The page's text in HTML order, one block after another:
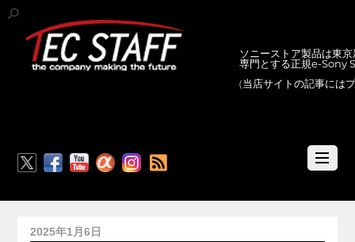
ソニーストア製品は東
専門とする正規e-Sony
(当店サイトの記事には
2025年1月6日